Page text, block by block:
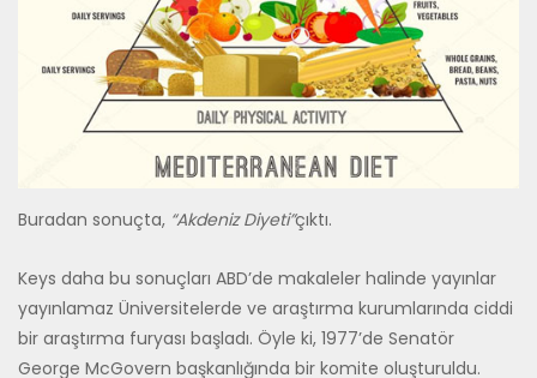
Buradan sonuçta, “Akdeniz Diyeti”çıktı.
Keys daha bu sonuçları ABD’de makaleler halinde yayınlar
yayınlamaz Üniversitelerde ve araştırma kurumlarında ciddi
bir araştırma furyası başladı. Öyle ki, 1977’de Senatör
George McGovern başkanlığında bir komite oluşturuldu.